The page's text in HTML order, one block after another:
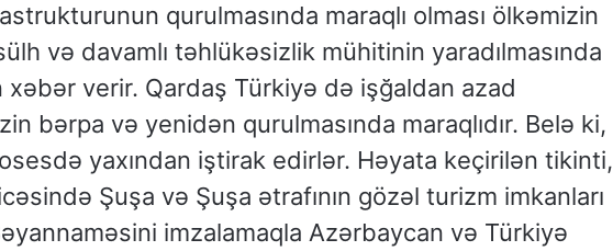
qurulmasında maraqlı olması ölkəmizin
və davamlı təhlükəsizlik mühitinin yaradılmasında
xəbər verir. Qardaş Türkiyə də işğaldan azad
bərpa və yenidən qurulmasında maraqlıdır. Belə ki,
yaxından iştirak edirlər. Həyata keçirilən tikinti,
Şuşa və Şuşa ətrafının gözəl turizm imkanları
imzalamaqla Azərbaycan və Türkiyə